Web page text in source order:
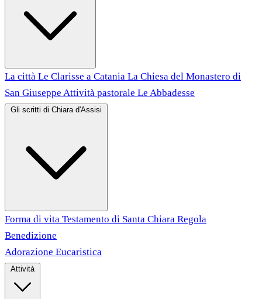
La città Le Clarisse a Catania La Chiesa del Monastero di
San Giuseppe Attività pastorale Le Abbadesse
Forma di vita Testamento di Santa Chiara Regola
Benedizione
Adorazione Eucaristica
Attività